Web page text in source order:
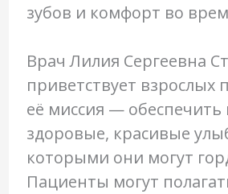
зубов и комфорт во
Врач Лилия Сергеевна
приветствует взрослых
её миссия — обеспечить
здоровые, красивые
которыми они могут
Пациенты могут